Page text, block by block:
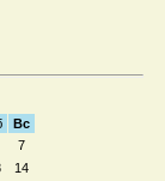
Вс
7
14